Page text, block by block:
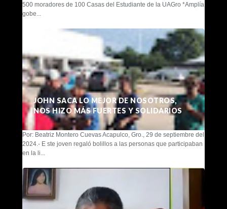
500 moradores de 100 Casas del Estudiante de la UAGro *Amplía
gobe...
JOHN SACA LO MEJOR DE NOSOTROS,
NOS HIZO MÁS FUERTES Y SOLIDARIOS
Por: Beatriz Montero Cuevas Acapulco, Gro., 29 de septiembre del
2024.- E ste joven regaló bolillos a las personas que participaban
en la li...